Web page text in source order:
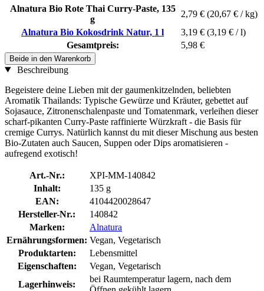
Alnatura Bio Rote Thai Curry-Paste, 135
g
2,79 € (20,67 € / kg)
Alnatura Bio Kokosdrink Natur, 1 l
3,19 € (3,19 € / l)
Gesamtpreis:
5,98 €
Beide in den Warenkorb
Beschreibung
Begeistere deine Lieben mit der gaumenkitzelnden, beliebten
Aromatik Thailands: Typische Gewürze und Kräuter, gebettet auf
Sojasauce, Zitronenschalenpaste und Tomatenmark, verleihen dieser
scharf-pikanten Curry-Paste raffinierte Würzkraft - die Basis für
cremige Currys. Natürlich kannst du mit dieser Mischung aus besten
Bio-Zutaten auch Saucen, Suppen oder Dips aromatisieren -
aufregend exotisch!
Art.-Nr.:
XPI-MM-140842
Inhalt:
135 g
EAN:
4104420028647
Hersteller-Nr.:
140842
Marken:
Alnatura
Ernährungsformen: Vegan, Vegetarisch
Produktarten:
Lebensmittel
Eigenschaften:
Vegan, Vegetarisch
Lagerhinweis:
bei Raumtemperatur lagern, nach dem